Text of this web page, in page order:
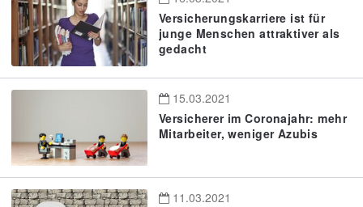
Versicherungskarriere ist für
junge Menschen attraktiver als
gedacht
15.03.2021
Versicherer im Coronajahr: mehr
Mitarbeiter, weniger Azubis
11.03.2021